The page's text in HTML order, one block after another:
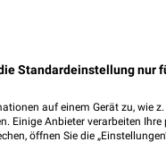
für Trier
Standardeinstellung nur
auf einem Gerät zu, wie
Einige Anbieter verarbeiten
öffnen Sie die